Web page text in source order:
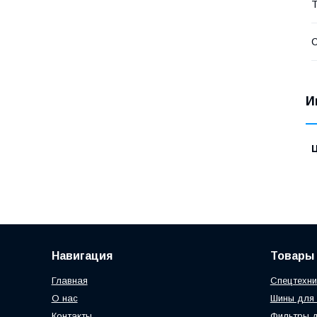
Навигация
Главная
О нас
Товары
Шины для